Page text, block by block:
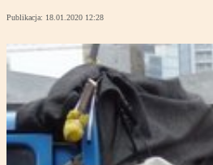
Publikacja: 18.01.2020 12:28